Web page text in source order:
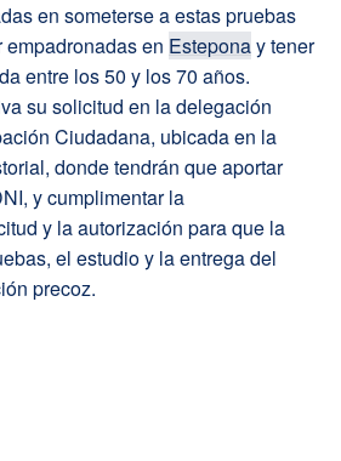
en someterse a estas pruebas
en Esteponay tener
entre los 50 y los 70 años.
su solicitud en la delegación
Ciudadana, ubicada en la
donde tendrán que aportar
y cumplimentar la
y la autorización para que la
el estudio y la entrega del
precoz.